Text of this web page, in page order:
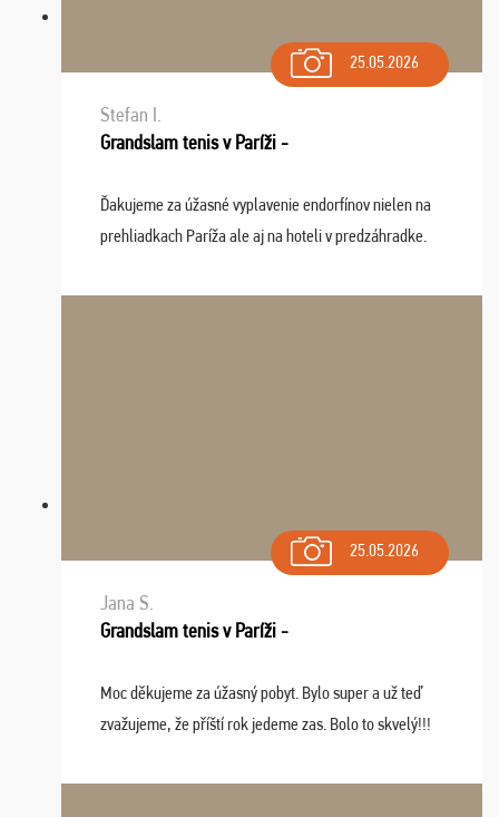
25.05.2026
Stefan I.
Grandslam tenis v Paríži -
Ďakujeme za úžasné vyplavenie endorfínov nielen na
prehliadkach Paríža ale aj na hoteli v predzáhradke.
spomínať a zväžujeme repete budúci rok : ...
25.05.2026
Jana S.
Grandslam tenis v Paríži -
Moc děkujeme za úžasný pobyt. Bylo super a už teď
zvažujeme, že příští rok jedeme zas. Bolo to skvelý!!!